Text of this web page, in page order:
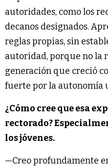
autoridades, como los
decanos designados.
reglas propias, sin
autoridad, porque no la
generación que creció
fuerte por la autonomía
¿Cómo cree que esa
rectorado?
los jóvenes.
—Creo profundamente